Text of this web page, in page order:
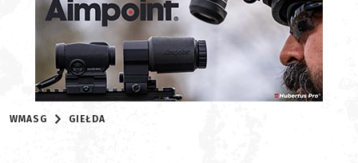
WMASG GIEŁDA